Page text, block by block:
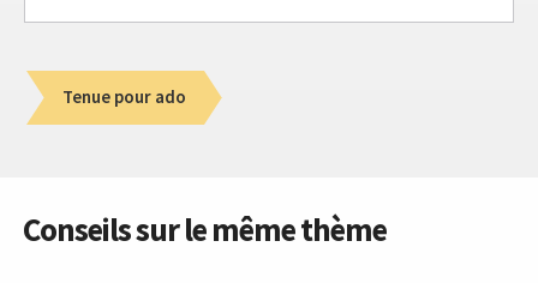
Tenue pour ado
Conseils sur le même thème